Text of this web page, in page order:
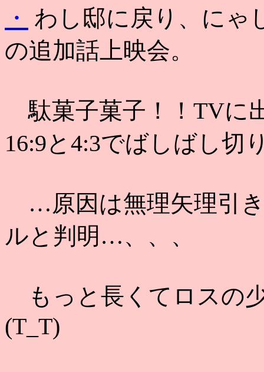
・ わし邸に戻り、にゃ
の追加話上映会。
駄菓子菓子！！TVに
16:9と4:3でばしばし切
…原因は無理矢理引き
ルと判明…、、、
もっと長くてロスの
(T_T)